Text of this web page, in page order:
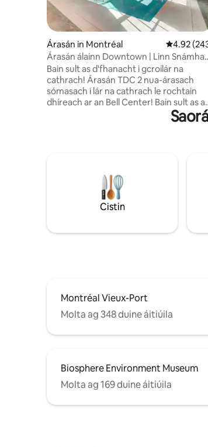
Árasán in Montréal
4.92
Árasán álainn Downtown | Linn
Páirceáil saor in aisce
Bain sult as d'fhanacht i gcroílár na
cathrach! Árasán TDC 2 nua-árasach
sómasach i lár na cathrach le rochtain
dhíreach ar an Bell Center! Bain sult as
gcompord inár n-árasán aon seomra
leapa atá feistithe go hiomlán agus ina
skylounge, ar sheomra cluichí, ar
tholglann agus ar ardán ar a bhfuil roinnt
mhaith beárbaiciú ann san áireamh i
d'fhanacht. Páirceáil faoi thalamh saor in
cúpla nóiméad ar shiúl. Gan dul amach,
Cistin
Montréal Vieux-Port
Molta ag 348 duine áitiúila
Biosphere Environment Museum
Molta ag 169 duine áitiúila